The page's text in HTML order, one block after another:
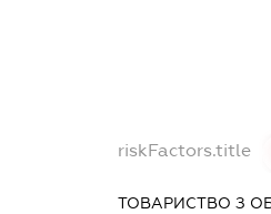
riskFactors.title
ТОВАРИСТВО З